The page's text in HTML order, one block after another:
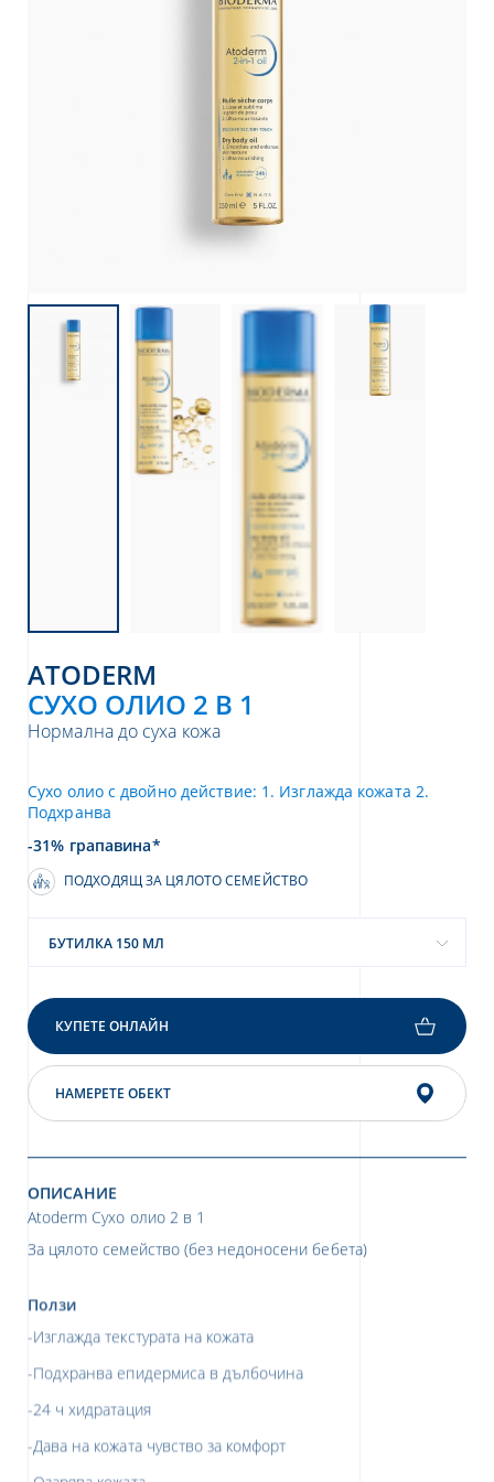
ATODERM
СУХО ОЛИО 2 В 1
Нормална до суха кожа
Сухо олио с двойно действие: 1. Изглажда кожата 2.
Подхранва
-31% грапавина*
ПОДХОДЯЩ ЗА ЦЯЛОТО СЕМЕЙСТВО
БУТИЛКА 150 МЛ
КУПЕТЕ ОНЛАЙН
НАМЕРЕТЕ ОБЕКТ
ОПИСАНИЕ
Atoderm Сухо олио 2 в 1
За цялото семейство (без недоносени бебета)
Ползи
-Изглажда текстурата на кожата
-Подхранва епидермиса в дълбочина
-24 ч хидратация
-Дава на кожата чувство за комфорт
-Озарява кожата